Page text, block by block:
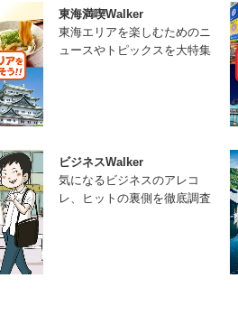
東海満喫Walker
東海エリアを楽しむためのニ
ュースやトピックスを大特集
ビジネスWalker
気になるビジネスのアレコ
レ、ヒットの裏側を徹底調査